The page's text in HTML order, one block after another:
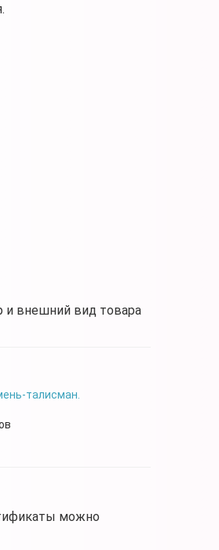
и внешний вид товара
талисман.
можно